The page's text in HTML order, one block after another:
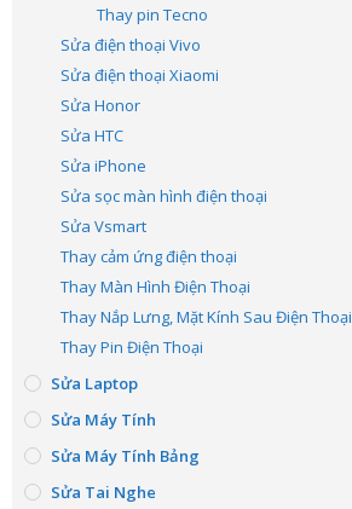
Thay pin Tecno
Sửa điện thoại Vivo
Sửa điện thoại Xiaomi
Sửa Honor
Sửa HTC
Sửa iPhone
Sửa sọc màn hình điện thoại
Sửa Vsmart
Thay cảm ứng điện thoại
Thay Màn Hình Điện Thoại
Thay Nắp Lưng, Mặt Kính Sau Điện Thoại
Thay Pin Điện Thoại
Sửa Laptop
Sửa Máy Tính
Sửa Máy Tính Bảng
Sửa Tai Nghe